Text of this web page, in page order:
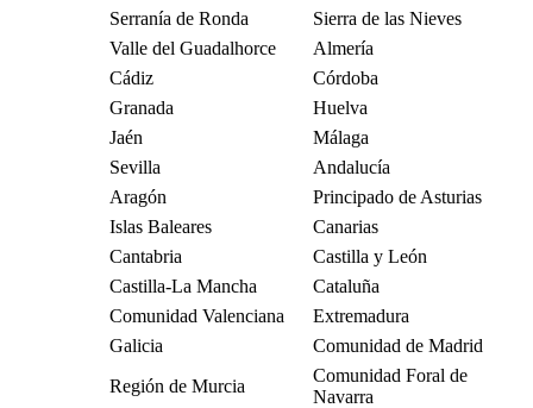
Serranía de Ronda
Sierra de las Nieves
Valle del Guadalhorce
Almería
Cádiz
Córdoba
Granada
Huelva
Jaén
Málaga
Sevilla
Andalucía
Aragón
Principado de Asturias
Islas Baleares
Canarias
Cantabria
Castilla y León
Castilla-La Mancha
Cataluña
Comunidad Valenciana
Extremadura
Galicia
Comunidad de Madrid
Región de Murcia
Comunidad Foral de
Navarra